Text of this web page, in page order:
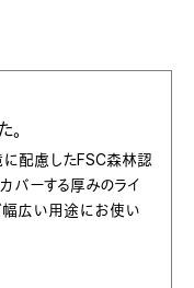
配慮したFSC森林認
バーする厚みのライ
幅広い用途にお使い